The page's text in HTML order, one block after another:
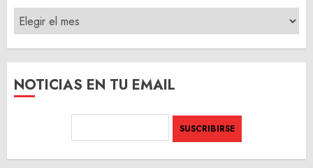
ARCHIVO
DEL
SITIO
NOTICIAS EN TU EMAIL